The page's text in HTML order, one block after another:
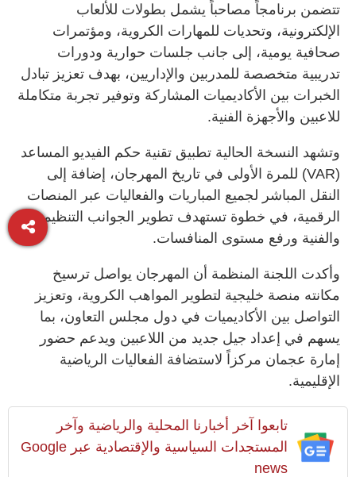
تتضمن برنامجاً مصاحباً يشمل بطولات للألعاب
الإلكترونية، وتحديات للمهارات الكروية، ومؤتمرات
صحافية يومية، إلى جانب جلسات حوارية ودورات
تدريبية متخصصة للمدربين والإداريين، بهدف تعزيز تبادل
الخبرات بين الأكاديميات المشاركة وتوفير تجربة متكاملة
للاعبين والأجهزة الفنية.
وتشهد النسخة الحالية تطبيق تقنية حكم الفيديو المساعد
(VAR) للمرة الأولى في تاريخ المهرجان، إضافة إلى
النقل المباشر لجميع المباريات والفعاليات عبر المنصات
الرقمية، في خطوة تستهدف تطوير الجوانب التنظيمية
والفنية ورفع مستوى المنافسات.
وأكدت اللجنة المنظمة أن المهرجان يواصل ترسيخ
مكانته منصة خليجية لتطوير المواهب الكروية، وتعزيز
التواصل بين الأكاديميات في دول مجلس التعاون، بما
يسهم في إعداد جيل جديد من اللاعبين ويدعم حضور
إمارة عجمان مركزاً لاستضافة الفعاليات الرياضية
الإقليمية.
تابعوا آخر أخبارنا المحلية والرياضية وآخر
المستجدات السياسية والإقتصادية عبر Google
news